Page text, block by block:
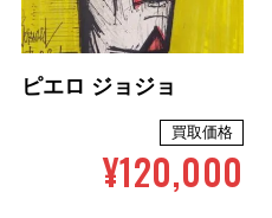
ピエロ ジョジョ
買取価格
¥120,000